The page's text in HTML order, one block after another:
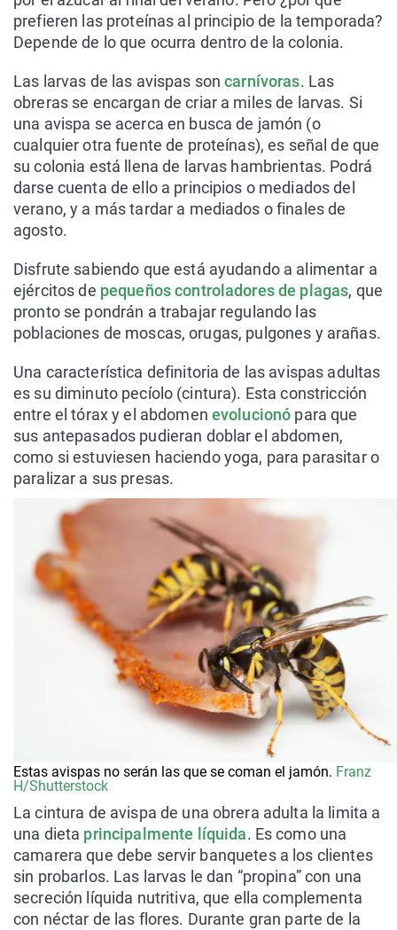
prefieren las proteínas al principio de la temporada?
Depende de lo que ocurra dentro de la colonia.
Las larvas de las avispas soncarnívoras. Las
obreras se encargan de criar a miles de larvas. Si
una avispa se acerca en busca de jamón (o
cualquier otra fuente de proteínas), es señal de que
su colonia está llena de larvas hambrientas. Podrá
darse cuenta de ello a principios o mediados del
verano, y a más tardar a mediados o finales de
agosto.
Disfrute sabiendo que está ayudando a alimentar a
ejércitos de pequeños controladores de plagas, que
pronto se pondrán a trabajar regulando las
poblaciones de moscas, orugas, pulgones y arañas.
Una característica definitoria de las avispas adultas
es su diminuto pecíolo (cintura). Esta constricción
entre el tórax y el abdomen evolucionó para que
sus antepasados pudieran doblar el abdomen,
como si estuviesen haciendo yoga, para parasitar o
paralizar a sus presas.
Estas avispas no serán las que se coman el jamón. Franz
H/Shutterstock
La cintura de avispa de una obrera adulta la limita a
una dieta principalmente líquida. Es como una
camarera que debe servir banquetes a los clientes
sin probarlos. Las larvas le dan “propina” con una
secreción líquida nutritiva, que ella complementa
con néctar de las flores. Durante gran parte de la